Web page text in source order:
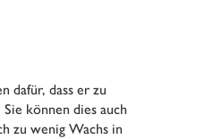
dafür, dass er zu
können dies auch
zu wenig Wachs in